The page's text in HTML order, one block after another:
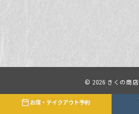
© 2026 きくの商店
お席・テイクアウト予約